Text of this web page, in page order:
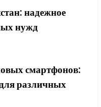
надежное
нужд
смартфонов:
различных